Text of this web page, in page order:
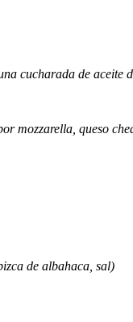
cucharada de aceite
mozzarella, queso
de albahaca, sal)